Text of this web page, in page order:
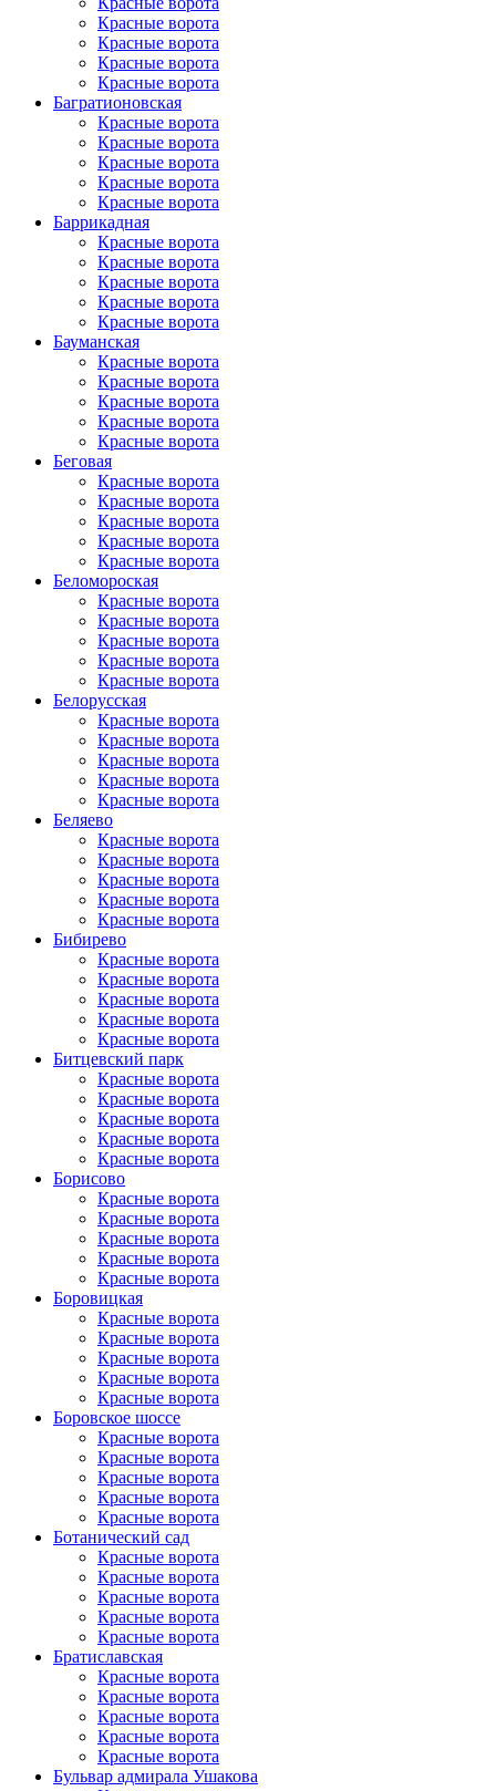
Красные ворота
Красные ворота
Красные ворота
Красные ворота
Багратионовская
Красные ворота
Красные ворота
Красные ворота
Красные ворота
Красные ворота
Баррикадная
Красные ворота
Красные ворота
Красные ворота
Красные ворота
Красные ворота
Бауманская
Красные ворота
Красные ворота
Красные ворота
Красные ворота
Красные ворота
Беговая
Красные ворота
Красные ворота
Красные ворота
Красные ворота
Красные ворота
Беломороская
Красные ворота
Красные ворота
Красные ворота
Красные ворота
Красные ворота
Белорусская
Красные ворота
Красные ворота
Красные ворота
Красные ворота
Красные ворота
Беляево
Красные ворота
Красные ворота
Красные ворота
Красные ворота
Красные ворота
Бибирево
Красные ворота
Красные ворота
Красные ворота
Красные ворота
Красные ворота
Битцевский парк
Красные ворота
Красные ворота
Красные ворота
Красные ворота
Красные ворота
Борисово
Красные ворота
Красные ворота
Красные ворота
Красные ворота
Красные ворота
Боровицкая
Красные ворота
Красные ворота
Красные ворота
Красные ворота
Красные ворота
Боровское шоссе
Красные ворота
Красные ворота
Красные ворота
Красные ворота
Красные ворота
Ботанический сад
Красные ворота
Красные ворота
Красные ворота
Красные ворота
Красные ворота
Братиславская
Красные ворота
Красные ворота
Красные ворота
Красные ворота
Красные ворота
Бульвар адмирала Ушакова